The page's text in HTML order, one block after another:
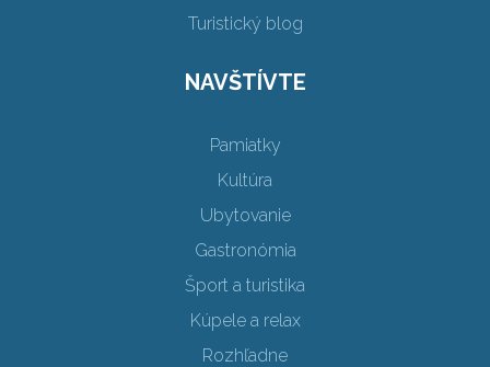
Turistický blog
NAVŠTÍVTE
Pamiatky
Kultúra
Ubytovanie
Gastronómia
Šport a turistika
Kúpele a relax
Rozhľadne